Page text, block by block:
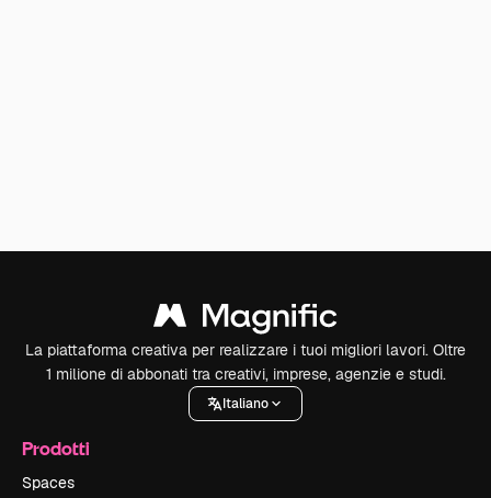
La piattaforma creativa per realizzare i tuoi migliori lavori. Oltre
1 milione di abbonati tra creativi, imprese, agenzie e studi.
Italiano
Prodotti
Spaces